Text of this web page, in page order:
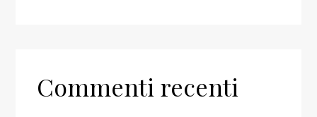
Commenti recenti